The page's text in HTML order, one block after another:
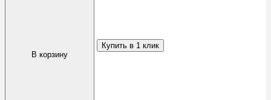
В корзину
Купить в 1 клик